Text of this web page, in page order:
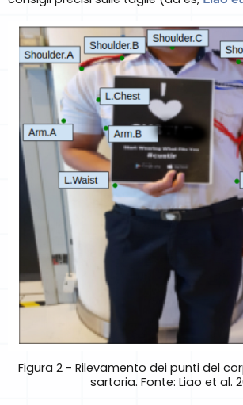
Figura 2 - Rilevamento dei punti del
sartoria. Fonte: Liao et al.